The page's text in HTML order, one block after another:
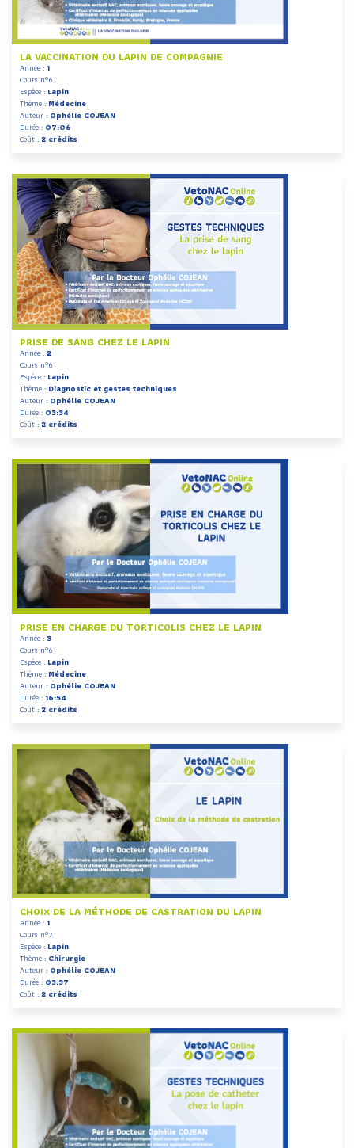
LA VACCINATION DU LAPIN DE COMPAGNIE
Année :1
Cours n°6
Espèce : Lapin
Thème : Médecine
Auteur : Ophélie COJEAN
Durée : 07:06
Coût : 2 crédits
PRISE DE SANG CHEZ LE LAPIN
Année : 2
Cours n°6
Espèce : Lapin
Thème : Diagnostic et gestes techniques
Auteur : Ophélie COJEAN
Durée : 03:34
Coût : 2 crédits
PRISE EN CHARGE DU TORTICOLIS CHEZ LE LAPIN
Année : 3
Cours n°6
Espèce : Lapin
Thème : Médecine
Auteur : Ophélie COJEAN
Durée :16:54
Coût : 2 crédits
CHOIX DE LA MÉTHODE DE CASTRATION DU LAPIN
Année :1
Cours n°7
Espèce : Lapin
Thème : Chirurgie
Auteur : Ophélie COJEAN
Durée : 03:37
Coût : 2 crédits